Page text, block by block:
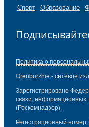
Спорт Образование
Политика о
Orenburzhie - сетевое
Зарегистрировано
связи, информационных
(Роскомнадзор).
Регистрационный